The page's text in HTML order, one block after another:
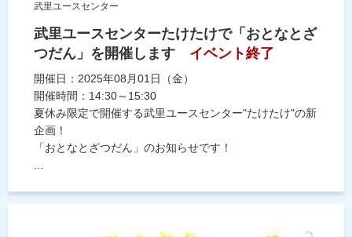
武里ユースセンター
武里ユースセンターたけたけで「おとなとざ
つだん」を開催します
イベント終了
開催日：2025年08月01日（金）
開催時間：14:30～15:30
夏休み限定で開催する武里ユースセンター"たけたけ"の新
企画！
「おとなとざつだん」のお知らせです！
...